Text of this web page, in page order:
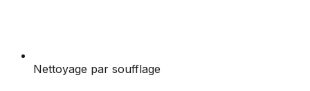
Nettoyage par soufflage